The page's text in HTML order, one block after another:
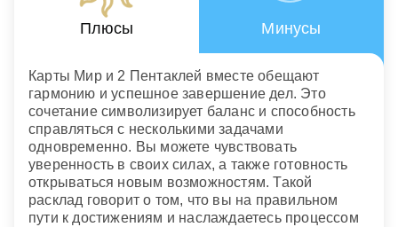
Плюсы Минусы
Карты Мир и 2 Пентаклей вместе обещают
гармонию и успешное завершение дел. Это
сочетание символизирует баланс и способность
справляться с несколькими задачами
одновременно. Вы можете чувствовать
уверенность в своих силах, а также готовность
открываться новым возможностям. Такой
расклад говорит о том, что вы на правильном
пути к достижениям и наслаждаетесь процессом